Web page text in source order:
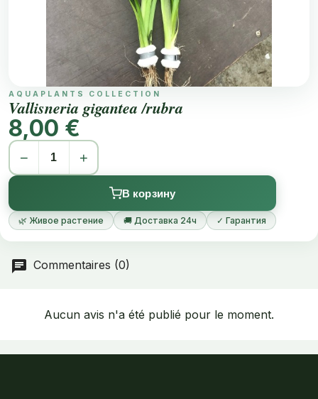
AQUAPLANTS COLLECTION
Vallisneria gigantea /rubra
8,00 €
− +
В корзину
🌿 Живое растение 🚚 Доставка 24ч ✓ Гарантия
Commentaires (0)
Aucun avis n'a été publié pour le moment.